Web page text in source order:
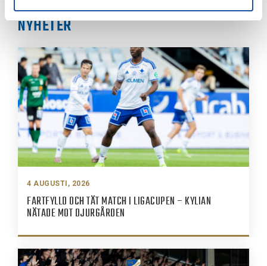
NYHETER
4 AUGUSTI, 2026
FARTFYLLD OCH TÄT MATCH I LIGACUPEN – KYLIAN
NÄTADE MOT DJURGÅRDEN